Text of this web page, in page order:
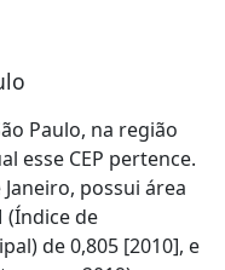
Paulo, na região
esse CEP pertence.
possui área
(Índice de
de 0,805 [2010], e